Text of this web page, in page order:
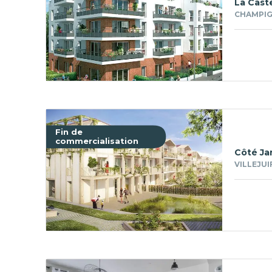
La
Fin de
commercialisation
Côté